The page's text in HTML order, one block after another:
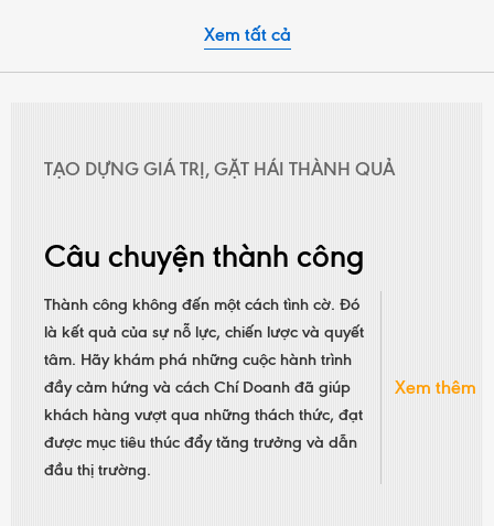
Xem tất cả
TẠO DỰNG GIÁ TRỊ, GẶT HÁI THÀNH QUẢ
Câu chuyện thành công
Thành công không đến một cách tình cờ. Đó
là kết quả của sự nỗ lực, chiến lược và quyết
tâm. Hãy khám phá những cuộc hành trình
đầy cảm hứng và cách Chí Doanh đã giúp
khách hàng vượt qua những thách thức, đạt
được mục tiêu thúc đẩy tăng trưởng và dẫn
đầu thị trường.
Xem thêm